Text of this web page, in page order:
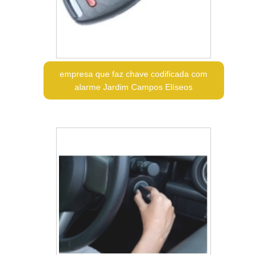
empresa que faz chave codificada com
alarme Jardim Campos Elíseos